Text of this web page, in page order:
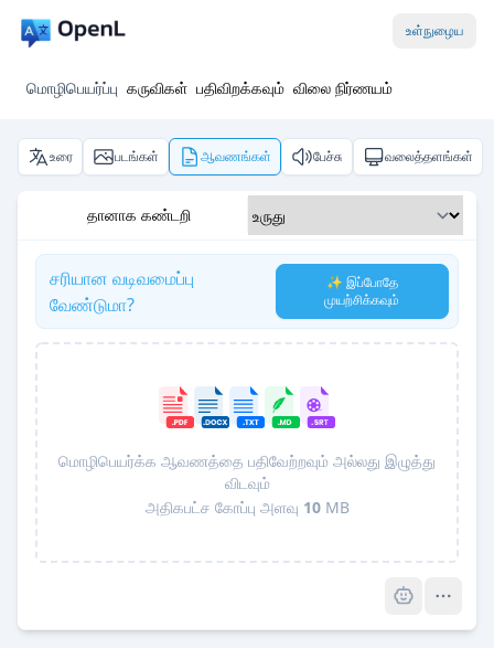
உள்நுழைய
மொழிபெயர்ப்பு கருவிகள் பதிவிறக்கவும் விலை நிர்ணயம்
உரை படங்கள் ஆவணங்கள் பேச்சு வலைத்தளங்கள்
தானாக கண்டறி
சரியான வடிவமைப்பு
வேண்டுமா?
✨ இப்போதே
முயற்சிக்கவும்
மொழிபெயர்க்க ஆவணத்தை பதிவேற்றவும் அல்லது இழுத்து
விடவும்
அதிகபட்ச கோப்பு அளவு 10MB